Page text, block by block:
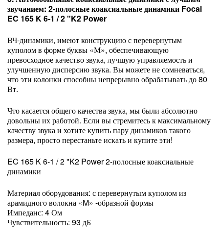
звучанием: 2-полосные коаксиальные динамики Focal
EC 165 K 6-1 / 2 "K2 Power
ВЧ-динамики, имеют конструкцию с перевернутым
куполом в форме буквы «М», обеспечивающую
превосходное качество звука, лучшую управляемость и
улучшенную дисперсию звука. Вы можете не сомневаться,
что эти колонки способны непрерывно обрабатывать до 80
Вт.
Что касается общего качества звука, мы были абсолютно
довольны их работой. Если вы стремитесь к максимальному
качеству звука и хотите купить пару динамиков такого
размера, просто перестаньте искать и купите эти!
EC 165 K 6-1 / 2 "K2 Power 2-полосные коаксиальные
динамики
Материал оборудования: с перевернутым куполом из
арамидного волокна «M» -образной формы
Импеданс: 4 Ом
Чувствительность: 93 дБ